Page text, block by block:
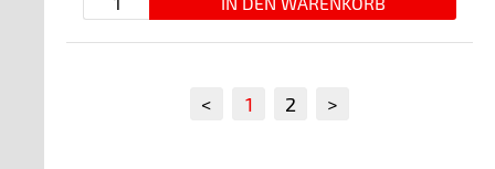
< 1 2 >